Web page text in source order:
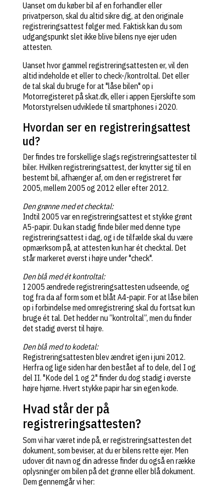
Uanset om du køber bil af en forhandler eller
privatperson, skal du altid sikre dig, at den originale
registreringsattest følger med. Faktisk kan du som
udgangspunkt slet ikke blive bilens nye ejer uden
attesten.
Uanset hvor gammel registreringsattesten er, vil den
altid indeholde et eller to check-/kontroltal. Det eller
de tal skal du bruge for at "låse bilen" op i
Motorregisteret på skat.dk, eller i appen Ejerskifte som
Motorstyrelsen udviklede til smartphones i 2020.
Hvordan ser en registreringsattest
ud?
Der findes tre forskellige slags registreringsattester til
biler. Hvilken registreringsattest, der knytter sig til en
bestemt bil, afhænger af, om den er registreret før
2005, mellem 2005 og 2012 eller efter 2012.
Den grønne med et checktal:
Indtil 2005 var en registreringsattest et stykke grønt
A5-papir. Du kan stadig finde biler med denne type
registreringsattest i dag, og i de tilfælde skal du være
opmærksom på, at attesten kun har ét checktal. Det
står markeret øverst i højre under "check".
Den blå med ét kontroltal:
I 2005 ændrede registreringsattesten udseende, og
tog fra da af form som et blåt A4-papir. For at låse bilen
op i forbindelse med omregistrering skal du fortsat kun
bruge ét tal. Det hedder nu ”kontroltal”, men du finder
det stadig øverst til højre.
Den blå med to kodetal:
Registreringsattesten blev ændret igen i juni 2012.
Herfra og lige siden har den bestået af to dele, del I og
del II. "Kode del 1 og 2" finder du dog stadig i øverste
højre hjørne. Hvert stykke papir har sin egen kode.
Hvad står der på
registreringsattesten?
Som vi har været inde på, er registreringsattesten det
dokument, som beviser, at du er bilens rette ejer. Men
udover dit navn og din adresse finder du også en række
oplysninger om bilen på det grønne eller blå dokument.
Dem gennemgår vi her: